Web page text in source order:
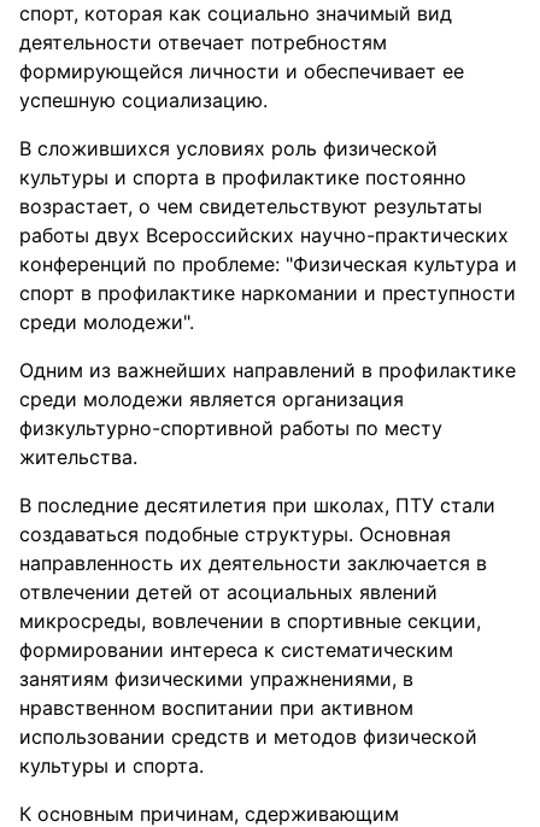
спорт, которая как социально значимый вид
деятельности отвечает потребностям
формирующейся личности и обеспечивает ее
успешную социализацию.
В сложившихся условиях роль физической
культуры и спорта в профилактике постоянно
возрастает, о чем свидетельствуют результаты
работы двух Всероссийских научно-практических
конференций по проблеме: "Физическая культура и
спорт в профилактике наркомании и преступности
среди молодежи".
Одним из важнейших направлений в профилактике
среди молодежи является организация
физкультурно-спортивной работы по месту
жительства.
В последние десятилетия при школах, ПТУ стали
создаваться подобные структуры. Основная
направленность их деятельности заключается в
отвлечении детей от асоциальных явлений
микросреды, вовлечении в спортивные секции,
формировании интереса к систематическим
занятиям физическими упражнениями, в
нравственном воспитании при активном
использовании средств и методов физической
культуры и спорта.
К основным причинам, сдерживающим